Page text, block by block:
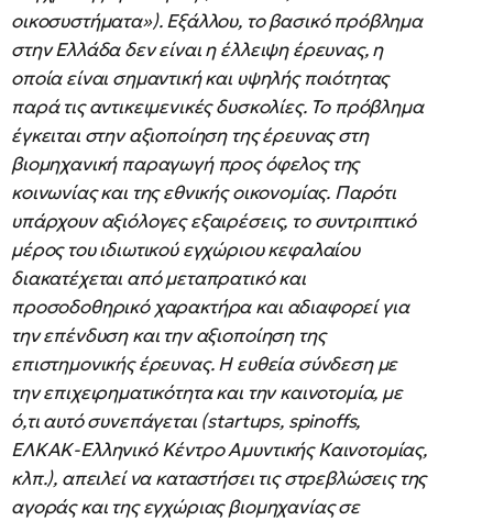
οικοσυστήματα»). Εξάλλου, το βασικό πρόβλημα
στην Ελλάδα δεν είναι η έλλειψη έρευνας, η
οποία είναι σημαντική και υψηλής ποιότητας
παρά τις αντικειμενικές δυσκολίες. Το πρόβλημα
έγκειται στην αξιοποίηση της έρευνας στη
βιομηχανική παραγωγή προς όφελος της
κοινωνίας και της εθνικής οικονομίας. Παρότι
υπάρχουν αξιόλογες εξαιρέσεις, το συντριπτικό
μέρος του ιδιωτικού εγχώριου κεφαλαίου
διακατέχεται από μεταπρατικό και
προσοδοθηρικό χαρακτήρα και αδιαφορεί για
την επένδυση και την αξιοποίηση της
επιστημονικής έρευνας. Η ευθεία σύνδεση με
την επιχειρηματικότητα και την καινοτομία, με
ό,τι αυτό συνεπάγεται (startups, spinoffs,
ΕΛΚΑΚ-Ελληνικό Κέντρο Αμυντικής Καινοτομίας,
κλπ.), απειλεί να καταστήσει τις στρεβλώσεις της
αγοράς και της εγχώριας βιομηχανίας σε